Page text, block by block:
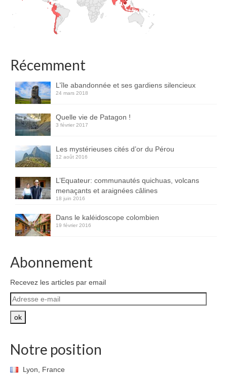
Récemment
L’île abandonnée et ses gardiens silencieux
24 mars 2018
Quelle vie de Patagon !
3 février 2017
Les mystérieuses cités d’or du Pérou
12 août 2016
L’Equateur: communautés quichuas, volcans
menaçants et araignées câlines
18 juin 2016
Dans le kaléidoscope colombien
19 février 2016
Abonnement
Recevez les articles par email
Adresse
e-
mail
ok
Notre position
Lyon, France